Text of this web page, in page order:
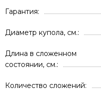
Гарантия
Диаметр купола, см.
Длина в сложенном
состоянии, см.
Количество сложений